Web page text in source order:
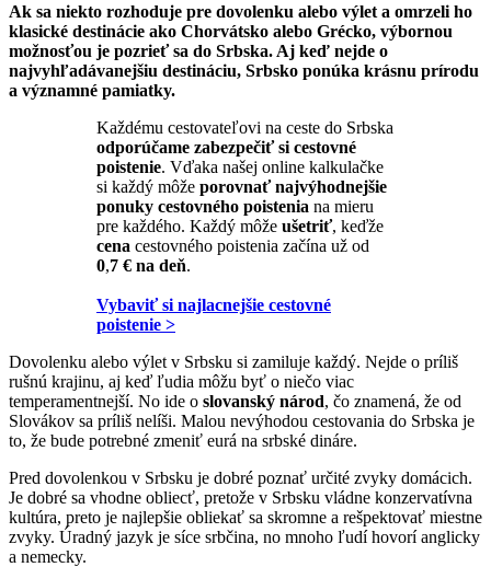
Ak sa niekto rozhoduje pre dovolenku alebo výlet a omrzeli ho
klasické destinácie ako Chorvátsko alebo Grécko, výbornou
možnosťou je pozrieť sa do Srbska. Aj keď nejde o
najvyhľadávanejšiu destináciu, Srbsko ponúka krásnu prírodu
a významné pamiatky.
Každému cestovateľovi na ceste do Srbska
odporúčame zabezpečiť si cestovné
poistenie. Vďaka našej online kalkulačke
si každý môže porovnať najvýhodnejšie
ponuky cestovného poistenia na mieru
pre každého. Každý môže ušetriť, keďže
cena cestovného poistenia začína už od
0,7 € na deň.
Vybaviť si najlacnejšie cestovné
poistenie >
Dovolenku alebo výlet v Srbsku si zamiluje každý. Nejde o príliš
rušnú krajinu, aj keď ľudia môžu byť o niečo viac
temperamentnejší. No ide o slovanský národ, čo znamená, že od
Slovákov sa príliš nelíši. Malou nevýhodou cestovania do Srbska je
to, že bude potrebné zmeniť eurá na srbské dináre.
Pred dovolenkou v Srbsku je dobré poznať určité zvyky domácich.
Je dobré sa vhodne obliecť, pretože v Srbsku vládne konzervatívna
kultúra, preto je najlepšie obliekať sa skromne a rešpektovať miestne
zvyky. Úradný jazyk je síce srbčina, no mnoho ľudí hovorí anglicky
a nemecky.